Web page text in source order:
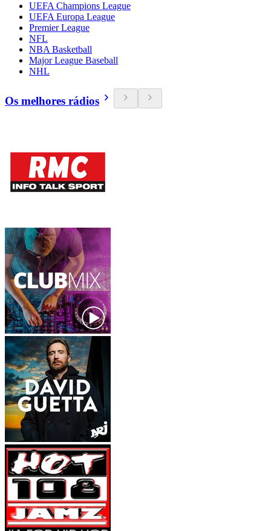
UEFA Champions League
UEFA Europa League
Premier League
NFL
NBA Basketball
Major League Baseball
NHL
Os melhores rádios